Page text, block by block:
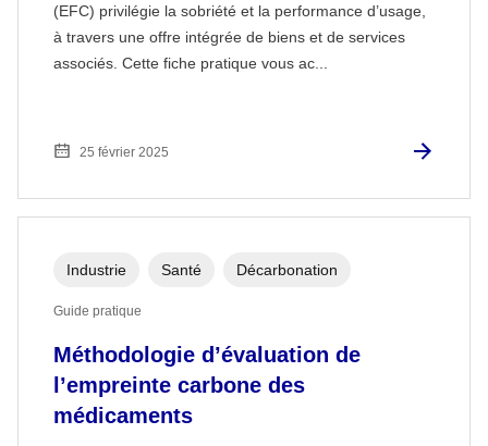
(EFC) privilégie la sobriété et la performance d’usage,
à travers une offre intégrée de biens et de services
associés. Cette fiche pratique vous ac...
25 février 2025
Méthodologie d’évaluation de
l’empreinte carbone des
médicaments
Industrie Santé Décarbonation
Guide pratique